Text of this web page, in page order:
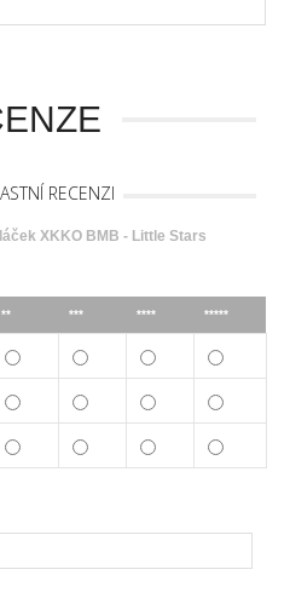
RECENZI
XKKO BMB - Little Stars
** *** **** *****